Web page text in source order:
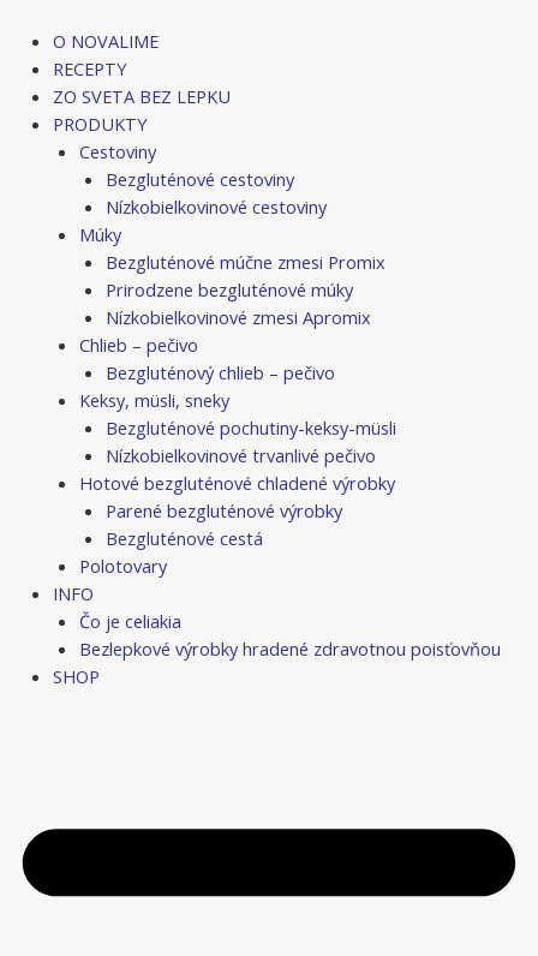
obsah
O NOVALIME
RECEPTY
ZO SVETA BEZ LEPKU
PRODUKTY
Cestoviny
Bezgluténové cestoviny
Nízkobielkovinové cestoviny
Múky
Bezgluténové múčne zmesi Promix
Prirodzene bezgluténové múky
Nízkobielkovinové zmesi Apromix
Chlieb – pečivo
Bezgluténový chlieb – pečivo
Keksy, müsli, sneky
Bezgluténové pochutiny-keksy-müsli
Nízkobielkovinové trvanlivé pečivo
Hotové bezgluténové chladené výrobky
Parené bezgluténové výrobky
Bezgluténové cestá
Polotovary
INFO
Čo je celiakia
Bezlepkové výrobky hradené zdravotnou poisťovňou
SHOP